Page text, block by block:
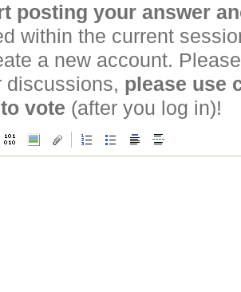
posting your answer
within the current
a new account.
discussions, please use
vote (after you log in)!